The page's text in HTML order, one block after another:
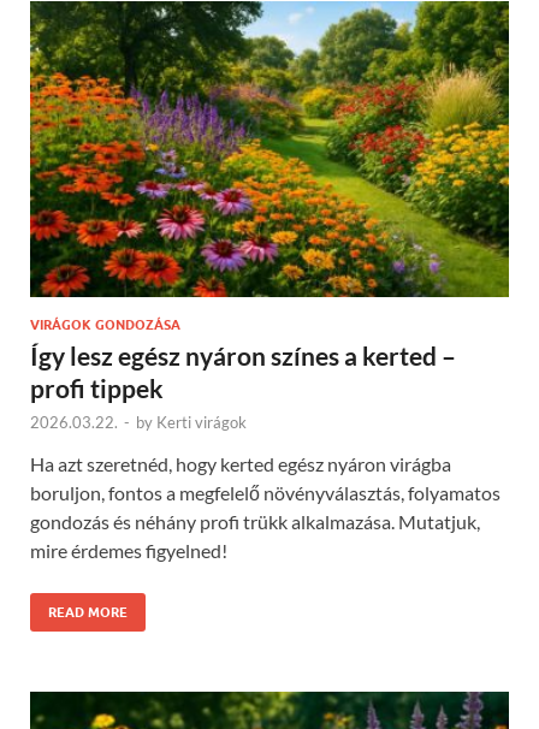
VIRÁGOK GONDOZÁSA
Így lesz egész nyáron színes a kerted –
profi tippek
2026.03.22. - by Kerti virágok
Ha azt szeretnéd, hogy kerted egész nyáron virágba
boruljon, fontos a megfelelő növényválasztás, folyamatos
gondozás és néhány profi trükk alkalmazása. Mutatjuk,
mire érdemes figyelned!
READ MORE